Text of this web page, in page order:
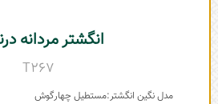
انگشتر مردانه
T267
مدل نگین انگشتر:مستطیل چهارگوش